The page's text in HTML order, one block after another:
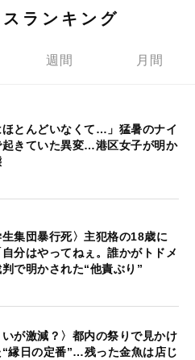
ランキング
週間 月間
ほとんどいなくて…」猛暑のナイ
起きていた異変…港区女子が明か
生集団暴行死〉主犯格の18歳に
分はやってねぇ。誰かがトドメ
で明かされた“他責ぶり”
いが激減？〉都内の祭りで見かけ
縁日の定番”…残った金魚は店じ